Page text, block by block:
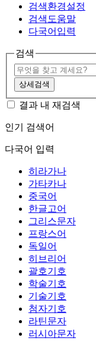
검색환경설정
검색도움말
다국어입력
검색
상세검색
결과 내 재검색
인기 검색어
다국어 입력
히라가나
가타카나
중국어
한글고어
그리스문자
프랑스어
독일어
히브리어
괄호기호
학술기호
기술기호
첨자기호
라틴문자
러시아문자